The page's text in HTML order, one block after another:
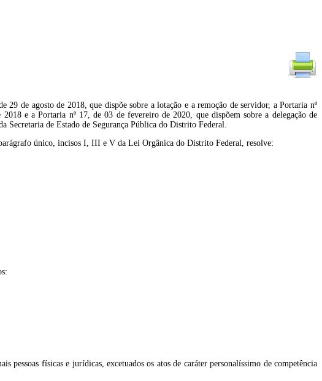
29 de agosto de 2018, que dispõe sobre a lotação e a remoção de servidor, a Portaria nº
e a Portaria nº 17, de 03 de fevereiro de 2020, que dispõem sobre a delegação de
Secretaria de Estado de Segurança Pública do Distrito Federal.
único, incisos I, III e V da Lei Orgânica do Distrito Federal, resolve:
físicas e jurídicas, excetuados os atos de caráter personalíssimo de competência